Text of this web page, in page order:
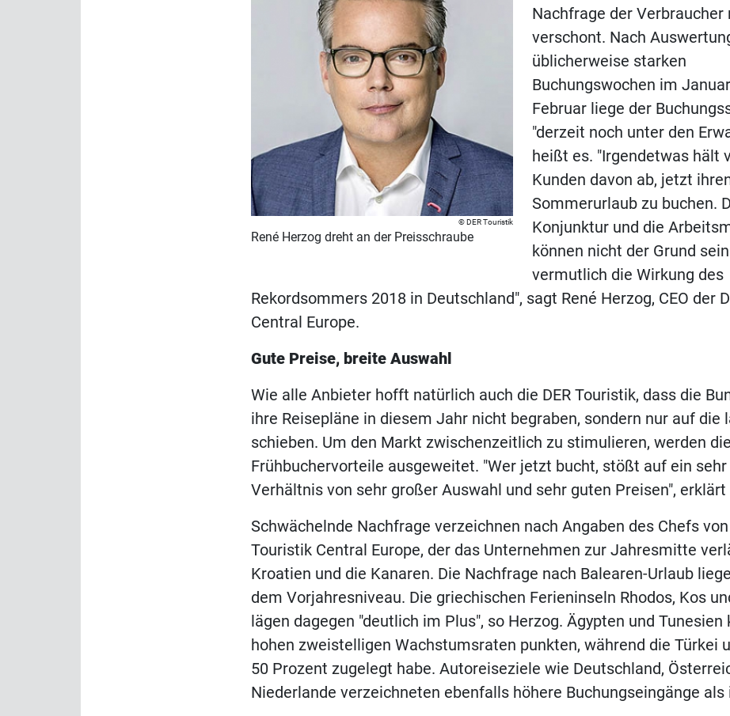
DER Touristik
René Herzog dreht an der Preisschraube
Nachfrage der Verbraucher
verschont. Nach
üblicherweise starken
Buchungswochen im
Februar liege der
"derzeit noch unter den
heißt es. "Irgendetwas hält
Kunden davon ab, jetzt
Sommerurlaub zu buchen.
Konjunktur und die
können nicht der Grund
vermutlich die Wirkung des
Rekordsommers 2018 in Deutschland", sagt René Herzog, CEO der
Central Europe.
Gute Preise, breite Auswahl
Wie alle Anbieter hofft natürlich auch die DER Touristik, dass die
ihre Reisepläne in diesem Jahr nicht begraben, sondern nur auf die
schieben. Um den Markt zwischenzeitlich zu stimulieren, werden die
Frühbuchervorteile ausgeweitet. "Wer jetzt bucht, stößt auf ein
Verhältnis von sehr großer Auswahl und sehr guten Preisen", erklärt
Schwächelnde Nachfrage verzeichnen nach Angaben des Chefs von
Touristik Central Europe, der das Unternehmen zur Jahresmitte
Kroatien und die Kanaren. Die Nachfrage nach Balearen-Urlaub
dem Vorjahresniveau. Die griechischen Ferieninseln Rhodos, Kos
lägen dagegen "deutlich im Plus", so Herzog. Ägypten und
hohen zweistelligen Wachstumsraten punkten, während die Türkei
50 Prozent zugelegt habe. Autoreiseziele wie Deutschland,
Niederlande verzeichneten ebenfalls höhere Buchungseingänge als